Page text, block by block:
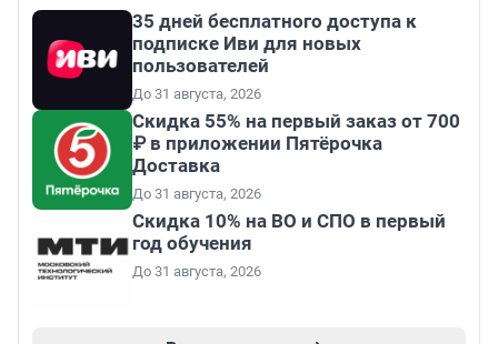
35 дней бесплатного доступа к
подписке Иви для новых
пользователей
До 31 августа, 2026
Скидка 55% на первый заказ от 700
₽ в приложении Пятёрочка
Доставка
До 31 августа, 2026
Скидка 10% на ВО и СПО в первый
год обучения
До 31 августа, 2026